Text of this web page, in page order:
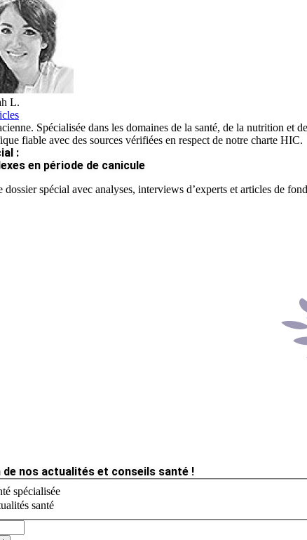
L.
Spécialisée dans les domaines de la santé, de la nutrition
fiable avec des sources vérifiées en respect de notre charte HIC.
:
en période de canicule
dossier spécial avec analyses, interviews d’experts et articles de
de nos actualités et conseils santé !
spécialisée
santé